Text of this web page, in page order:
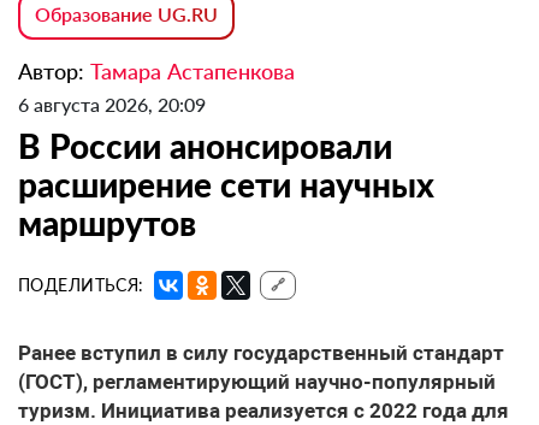
Образование UG.RU
Автор: Тамара Астапенкова
6 августа 2026, 20:09
В России анонсировали
расширение сети научных
маршрутов
ПОДЕЛИТЬСЯ: 🔗
Ранее вступил в силу государственный стандарт
(ГОСТ), регламентирующий научно-популярный
туризм. Инициатива реализуется с 2022 года для